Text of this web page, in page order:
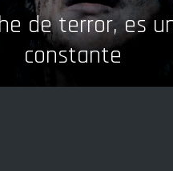
de terror, es
constante